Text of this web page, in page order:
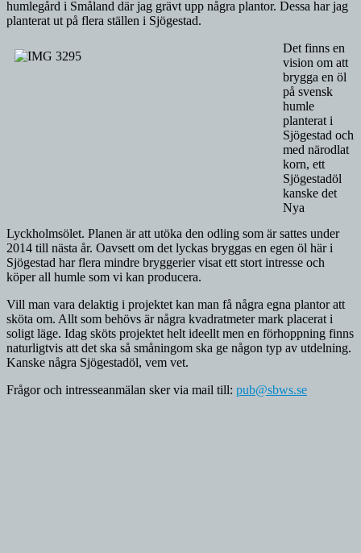
humlegård i Småland där jag grävt upp några plantor. Dessa har jag
planterat ut på flera ställen i Sjögestad.
Det finns en
vision om att
brygga en öl
på svensk
humle
planterat i
Sjögestad och
med närodlat
korn, ett
Sjögestadöl
kanske det
Nya
Lyckholmsölet. Planen är att utöka den odling som är sattes under
2014 till nästa år. Oavsett om det lyckas bryggas en egen öl här i
Sjögestad har flera mindre bryggerier visat ett stort intresse och
köper all humle som vi kan producera.
Vill man vara delaktig i projektet kan man få några egna plantor att
sköta om. Allt som behövs är några kvadratmeter mark placerat i
soligt läge. Idag sköts projektet helt ideellt men en förhoppning finns
naturligtvis att det ska så småningom ska ge någon typ av utdelning.
Kanske några Sjögestadöl, vem vet.
Frågor och intresseanmälan sker via mail till: pub@sbws.se